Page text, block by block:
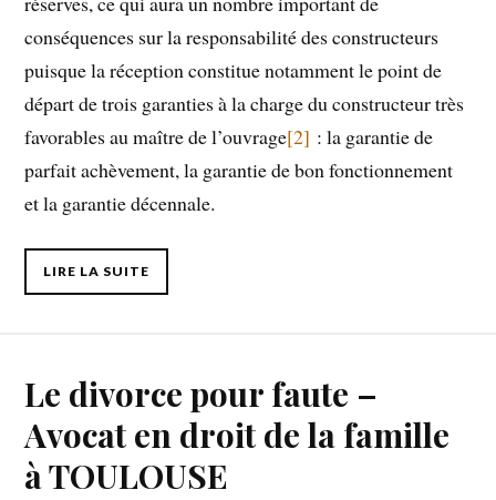
conséquences sur la responsabilité des constructeurs
puisque la réception constitue notamment le point de
départ de trois garanties à la charge du constructeur très
favorables au maître de l’ouvrage[2] : la garantie de
parfait achèvement, la garantie de bon fonctionnement
et la garantie décennale.
LIRE LA SUITE
Le divorce pour faute –
Avocat en droit de la famille
à TOULOUSE